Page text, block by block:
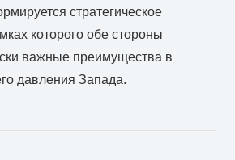
стратегическое
которого обе стороны
важные преимущества в
давления Запада.